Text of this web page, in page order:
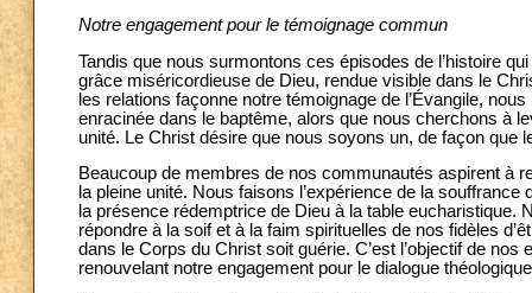
Notre engagement pour le témoignage commun
Tandis que nous surmontons ces épisodes de l’histoire
grâce miséricordieuse de Dieu, rendue visible dans le
les relations façonne notre témoignage de l’Évangile,
enracinée dans le baptême, alors que nous cherchons à
unité. Le Christ désire que nous soyons un, de façon que
Beaucoup de membres de nos communautés aspirent à
la pleine unité. Nous faisons l’expérience de la
la présence rédemptrice de Dieu à la table
répondre à la soif et à la faim spirituelles de nos fidèles
dans le Corps du Christ soit guérie. C’est l’objectif de
renouvelant notre engagement pour le dialogue